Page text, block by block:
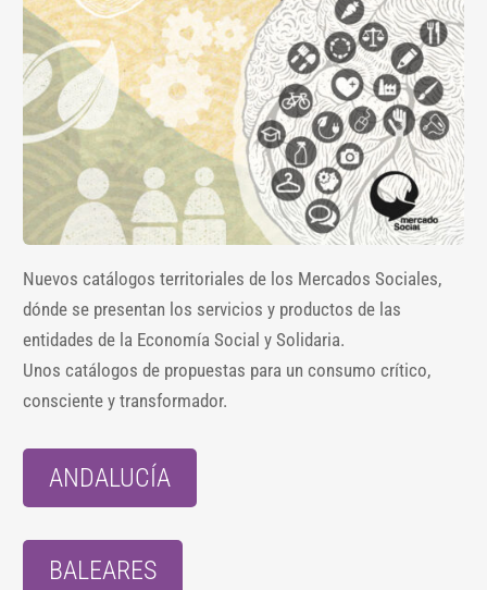
Nuevos catálogos territoriales de los Mercados Sociales,
dónde se presentan los servicios y productos de las
entidades de la Economía Social y Solidaria.
Unos catálogos de propuestas para un consumo crítico,
consciente y transformador.
ANDALUCÍA
BALEARES